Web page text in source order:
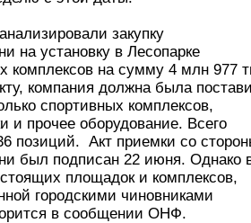
закупку
на установку в Лесопарке
комплексов на сумму 4 млн 977
компания должна была
спортивных комплексов,
и прочее оборудование. Всего
позиций. Акт приемки со
был подписан 22 июня. Однако
площадок и комплексов,
городскими чиновниками
в сообщении ОНФ.